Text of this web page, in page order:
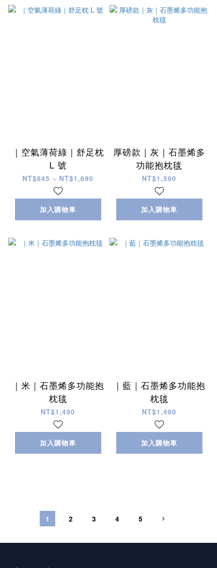
｜空氣薄荷綠｜舒足枕
L 號
NT$845 ~ NT$1,690
加入購物車
厚磅款｜灰｜石墨烯多
功能抱枕毯
NT$1,590
加入購物車
｜米｜石墨烯多功能抱
枕毯
NT$1,490
加入購物車
｜藍｜石墨烯多功能抱
枕毯
NT$1,490
加入購物車
1 2 3 4 5